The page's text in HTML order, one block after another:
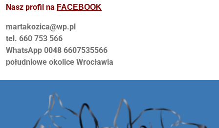
Nasz profil na FACEBOOK
martakozica@wp.pl
tel. 660 753 566
WhatsApp 0048 6607535566
południowe okolice Wrocławia